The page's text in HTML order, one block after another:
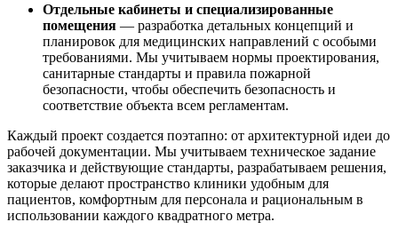
Отдельные кабинеты и специализированные
помещения — разработка детальных концепций и
планировок для медицинских направлений с особыми
требованиями. Мы учитываем нормы проектирования,
санитарные стандарты и правила пожарной
безопасности, чтобы обеспечить безопасность и
соответствие объекта всем регламентам.
Каждый проект создается поэтапно: от архитектурной идеи до
рабочей документации. Мы учитываем техническое задание
заказчика и действующие стандарты, разрабатываем решения,
которые делают пространство клиники удобным для
пациентов, комфортным для персонала и рациональным в
использовании каждого квадратного метра.